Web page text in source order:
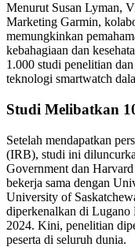
Menurut Susan Lyman,
Marketing Garmin,
memungkinkan
kebahagiaan dan
1.000 studi penelitian
teknologi smartwatch
Studi Melibatkan
Setelah mendapatkan
(IRB), studi ini
Government dan
bekerja sama dengan
University of
diperkenalkan di Lugano
2024. Kini, penelitian
peserta di seluruh dunia.